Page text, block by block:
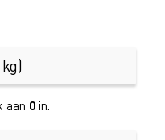
aan 0 in.